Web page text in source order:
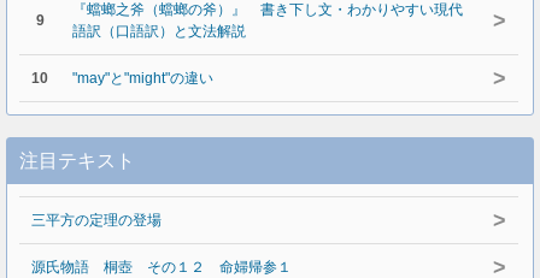
9
『蟷螂之斧（蟷螂の斧）』 書き下し文・わかりやすい現代
語訳（口語訳）と文法解説
>
10 "may"と"might"の違い >
注目テキスト
三平方の定理の登場 >
源氏物語 桐壺 その１２ 命婦帰参１ >